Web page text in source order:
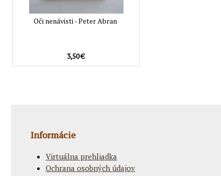
Oči nenávisti - Peter Abran
3,50 €
Informácie
Virtuálna prehliadka
Ochrana osobných údajov